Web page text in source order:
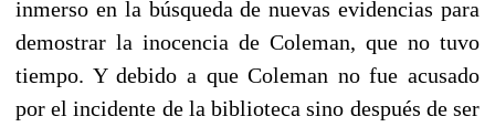
inmerso en la búsqueda de nuevas evidencias para
demostrar la inocencia de Coleman, que no tuvo
tiempo. Y debido a que Coleman no fue acusado
por el incidente de la biblioteca sino después de ser